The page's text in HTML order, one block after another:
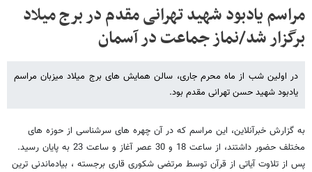
مراسم یادبود شهید تهرانی مقدم در برج میلاد
برگزار شد/نماز جماعت در آسمان
در اولین شب از ماه محرم جاری، سالن همایش های برج میلاد میزبان مراسم
یادبود شهید حسن تهرانی مقدم بود.
به گزارش خبرآنلاین، این مراسم که در آن چهره های سرشناسی از حوزه های
مختلف حضور داشتند، از ساعت 18 و 30 عصر آغاز و ساعت 23 به پایان رسید.
پس از تلاوت آیاتی از قرآن توسط مرتضی شکوری قاری برجسته ، بیادماندنی ترین